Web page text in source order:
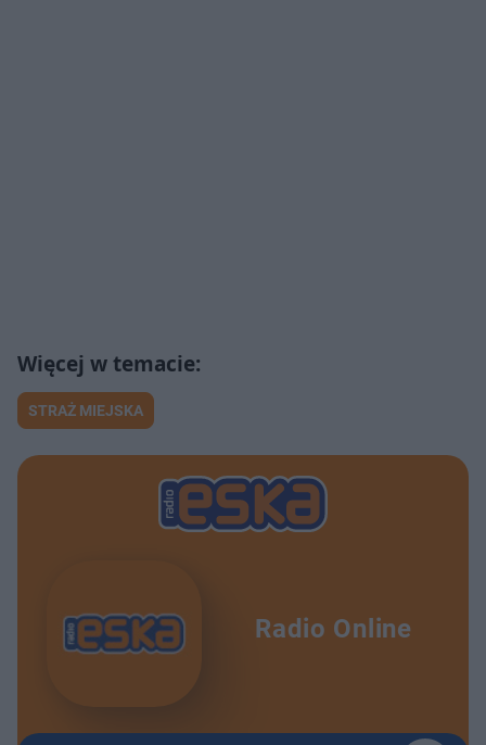
STRAŻ MIEJSKA
Radio Online